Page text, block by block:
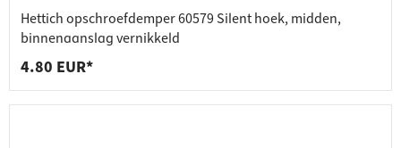
Hettich opschroefdemper 60579 Silent hoek, midden,
binnenaanslag vernikkeld
4.80 EUR*